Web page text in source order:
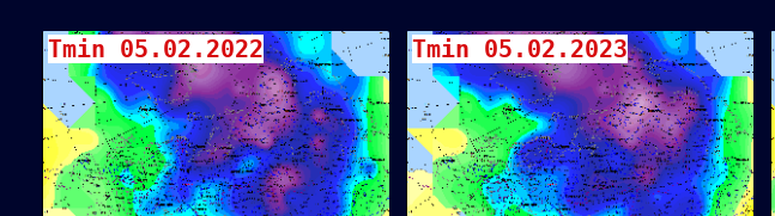
Tmin 05.02.2022 Tmin 05.02.2023